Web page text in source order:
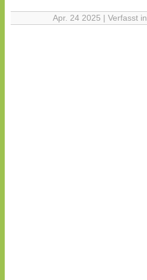
Apr. 24 2025 | Verfasst in